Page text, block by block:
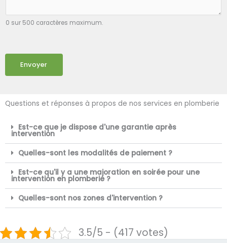
0 sur 500 caractères maximum.
Envoyer
Questions et réponses à propos de nos services en plomberie
Est-ce que je dispose d'une garantie après
intervention
Quelles-sont les modalités de paiement ?
Est-ce qu'il y a une majoration en soirée pour une
intervention en plomberie ?
Quelles-sont nos zones d'intervention ?
3.5/5 - (417 votes)